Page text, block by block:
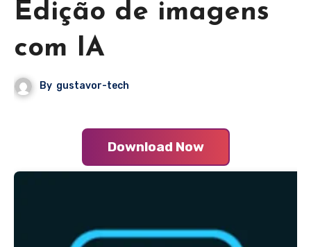
Edição de imagens
com IA
By gustavor-tech
Download Now